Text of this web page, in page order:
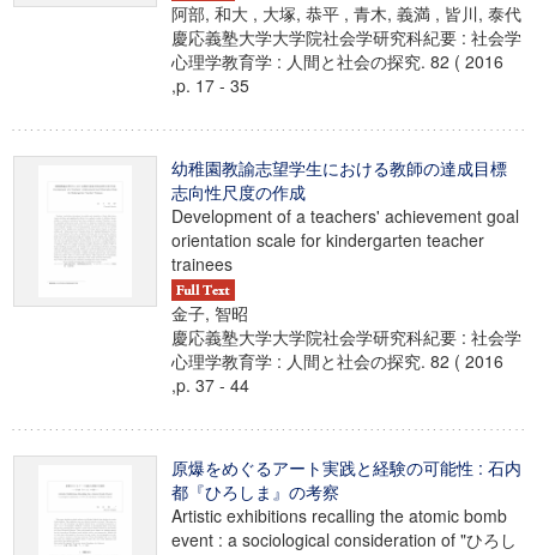
阿部, 和大 , 大塚, 恭平 , 青木, 義満 , 皆川, 泰代
慶応義塾大学大学院社会学研究科紀要 : 社会学
心理学教育学 : 人間と社会の探究. 82 ( 2016
,p. 17 - 35
幼稚園教諭志望学生における教師の達成目標
志向性尺度の作成
Development of a teachers' achievement goal
orientation scale for kindergarten teacher
trainees
金子, 智昭
慶応義塾大学大学院社会学研究科紀要 : 社会学
心理学教育学 : 人間と社会の探究. 82 ( 2016
,p. 37 - 44
原爆をめぐるアート実践と経験の可能性 : 石内
都『ひろしま』の考察
Artistic exhibitions recalling the atomic bomb
event : a sociological consideration of "ひろし